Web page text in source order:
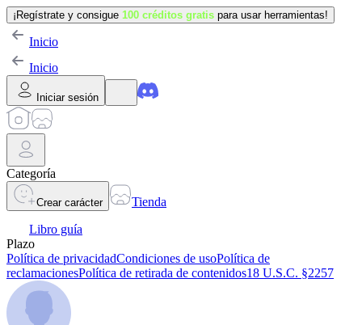
¡Regístrate y consigue 100 créditos gratis para usar herramientas!
Inicio
Inicio
Iniciar sesión
Categoría
Crear carácter
Tienda
Libro guía
Plazo
Política de privacidadCondiciones de usoPolítica de
reclamacionesPolítica de retirada de contenidos18 U.S.C. §2257